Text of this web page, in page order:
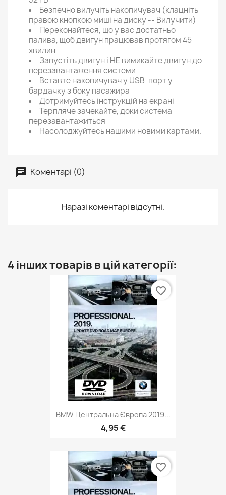
Безпечно вилучіть накопичувач (клацніть
правою кнопкою миші на диску -- Вилучити)
Переконайтеся, що у вас достатньо
палива, щоб двигун працював протягом 45
хвилин
Запустіть двигун і НЕ вимикайте двигун до
перезавантаження системи
Вставте накопичувач у USB-порт у
бардачку з боку пасажира
Дотримуйтесь інструкцій на екрані
Терпляче зачекайте, доки система
перезавантажиться
Насолоджуйтесь нашими новими картами.
Коментарі (0)
Наразі коментарі відсутні.
4 інших товарів в цій категорії:
BMW Центральна Європа 2019...
4,95 €
favorite_border
favorite_border